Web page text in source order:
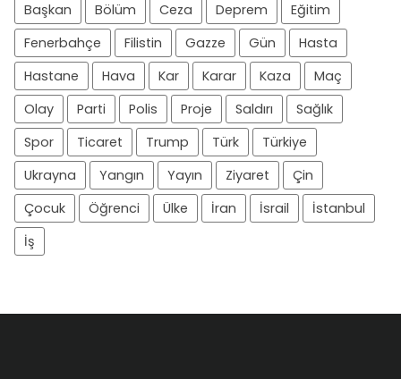
Başkan
Bölüm Ceza Deprem
Eğitim
Fenerbahçe
Filistin Gazze Gün
Hasta
Hastane
Hava Kar Karar Kaza
Maç
Olay
Parti Polis Proje Saldırı
Sağlık
Spor
Ticaret Trump Türk
Türkiye
Ukrayna
Yangın Yayın Ziyaret
Çin
Çocuk
Öğrenci Ülke İran İsrail
İstanbul
İş